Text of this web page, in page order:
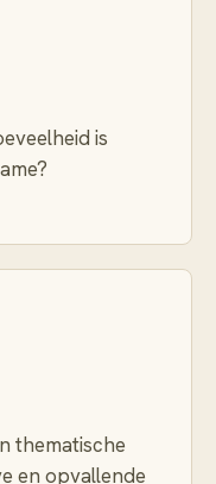
is
thematische
en opvallende